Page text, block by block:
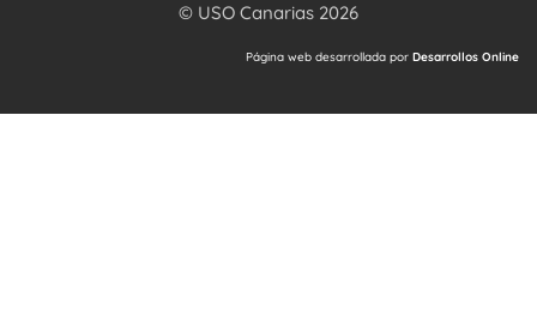
© USO Canarias 2026
Página web desarrollada por Desarrollos Online